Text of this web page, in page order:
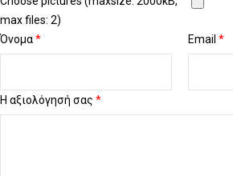
Η αξιολόγησή σας *
max files: 2)
Όνομα* Email *